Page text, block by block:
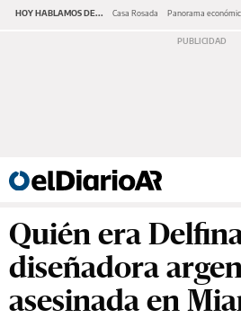
HOY HABLAMOS DE... Casa Rosada Panorama
Quién era
diseñadora
asesinada en